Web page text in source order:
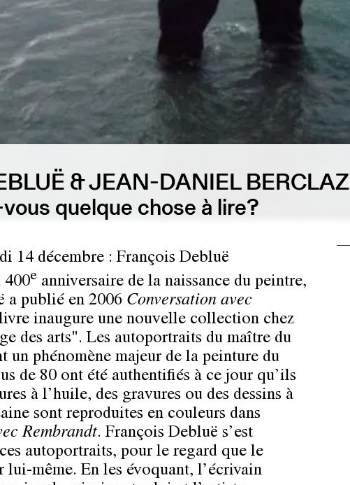
& JEAN-DANIEL BERCLAZ
quelque chose à lire?
14 décembre : François Debluë
400e anniversaire de la naissance du peintre,
a publié en 2006 Conversation avec
inaugure une nouvelle collection chez
des arts". Les autoportraits du maître du
un phénomène majeur de la peinture du
de 80 ont été authentifiés à ce jour qu’ils
à l’huile, des gravures ou des dessins à
sont reproduites en couleurs dans
Rembrandt. François Debluë s’est
autoportraits, pour le regard que le
lui-même. En les évoquant, l’écrivain